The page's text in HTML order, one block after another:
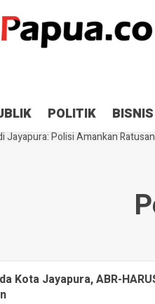
POLITIK BISNIS
TNI Polri Patroli 2×24 jam
SMPN 5 Sentani Terbakar
Jayapura: Polisi Amankan
Kota Jayapura, ABR-